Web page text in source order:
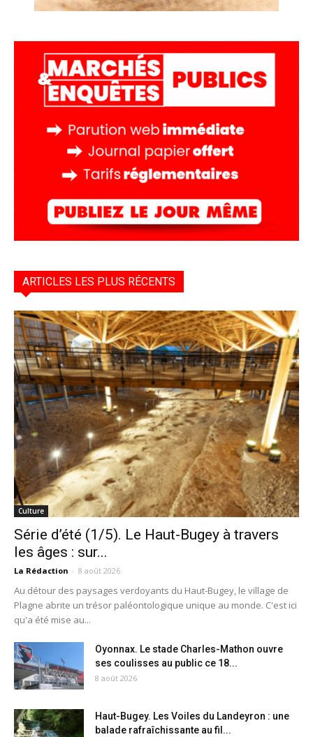
ARTICLES LES PLUS RÉCENTS
Culture
Série d’été (1/5). Le Haut-Bugey à travers
les âges : sur...
La Rédaction - 8 août 2026
Au détour des paysages verdoyants du Haut-Bugey, le village de
Plagne abrite un trésor paléontologique unique au monde. C'est ici
qu'a été mise au...
Oyonnax. Le stade Charles-Mathon ouvre
ses coulisses au public ce 18...
8 août 2026
Haut-Bugey. Les Voiles du Landeyron : une
balade rafraîchissante au fil...